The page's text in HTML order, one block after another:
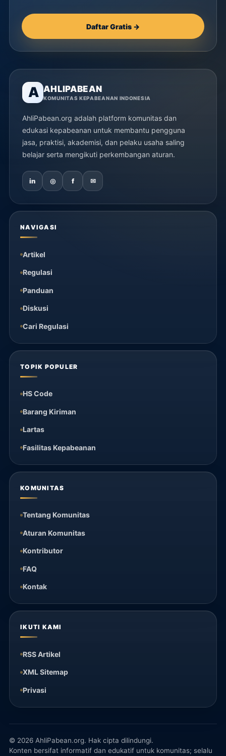
Daftar Gratis →
A AHLIPABEAN
KOMUNITAS KEPABEANAN INDONESIA
AhliPabean.org adalah platform komunitas dan
edukasi kepabeanan untuk membantu pengguna
jasa, praktisi, akademisi, dan pelaku usaha saling
belajar serta mengikuti perkembangan aturan.
in ◎ f ✉
NAVIGASI
Artikel
Regulasi
Panduan
Diskusi
Cari Regulasi
TOPIK POPULER
HS Code
Barang Kiriman
Lartas
Fasilitas Kepabeanan
KOMUNITAS
Tentang Komunitas
Aturan Komunitas
Kontributor
FAQ
Kontak
IKUTI KAMI
RSS Artikel
XML Sitemap
Privasi
© 2026 AhliPabean.org. Hak cipta dilindungi.
Konten bersifat informatif dan edukatif untuk komunitas; selalu